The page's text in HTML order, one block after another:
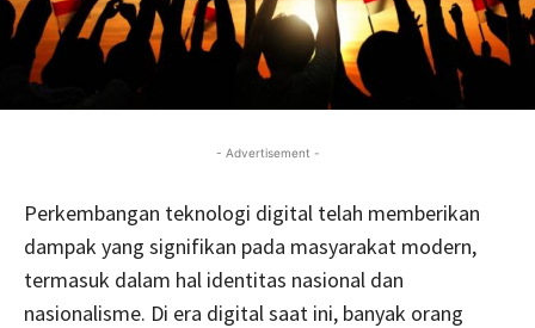
- Advertisement -
Perkembangan teknologi digital telah memberikan
dampak yang signifikan pada masyarakat modern,
termasuk dalam hal identitas nasional dan
nasionalisme. Di era digital saat ini, banyak orang